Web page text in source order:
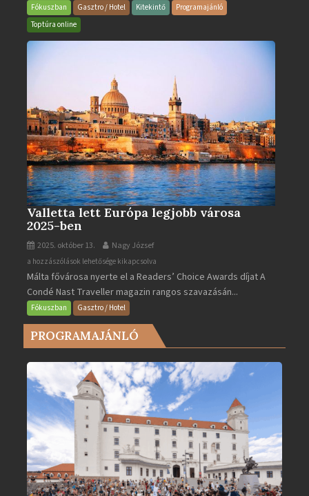
és
Gyógyfürdő
Fókuszban Gasztro / Hotel Kitekintő
Programajánló
Toptúra online
Valletta lett Európa legjobb városa
2025-ben
2025. október 13. Nagy József
Valletta
lett
Európa
legjobb
városa
2025-
bejegyzéshez
a hozzászólások lehetősége kikapcsolva
Málta fővárosa nyerte el a Readers’ Choice Awards díjat A
Condé Nast Traveller magazin rangos szavazásán...
Fókuszban Gasztro / Hotel
PROGRAMAJÁNLÓ